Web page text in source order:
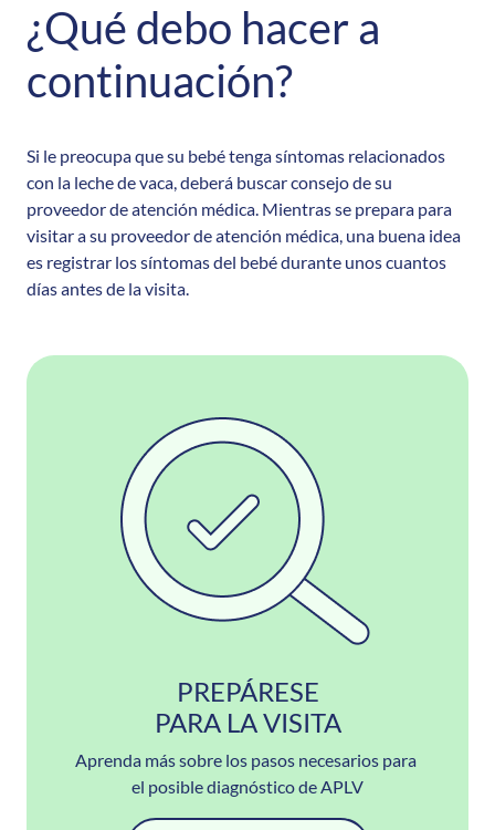
¿Qué debo hacer a
continuación?
Si le preocupa que su bebé tenga síntomas relacionados
con la leche de vaca, deberá buscar consejo de su
proveedor de atención médica. Mientras se prepara para
visitar a su proveedor de atención médica, una buena idea
es registrar los síntomas del bebé durante unos cuantos
días antes de la visita.
PREPÁRESE
PARA LA VISITA
Aprenda más sobre los pasos necesarios para
el posible diagnóstico de APLV